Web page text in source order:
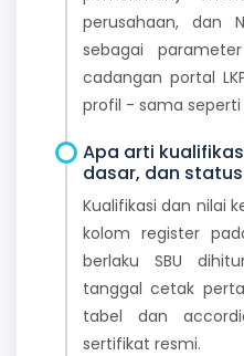
perusahaan, dan
sebagai
cadangan portal
profil - sama
Apa arti
dasar, dan status
Kualifikasi dan nilai
kolom register
berlaku SBU
tanggal cetak
tabel dan
sertifikat resmi.